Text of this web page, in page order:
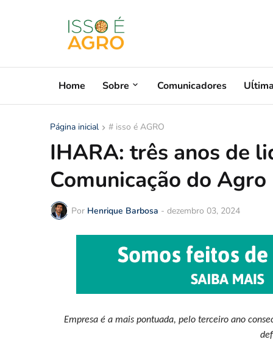
Home Sobre Comunicadores
Página inicial # isso é AGRO
IHARA: três anos de
Comunicação do
Por Henrique Barbosa - dezembro 03, 2024
Empresa é a mais pontuada, pelo terceiro ano